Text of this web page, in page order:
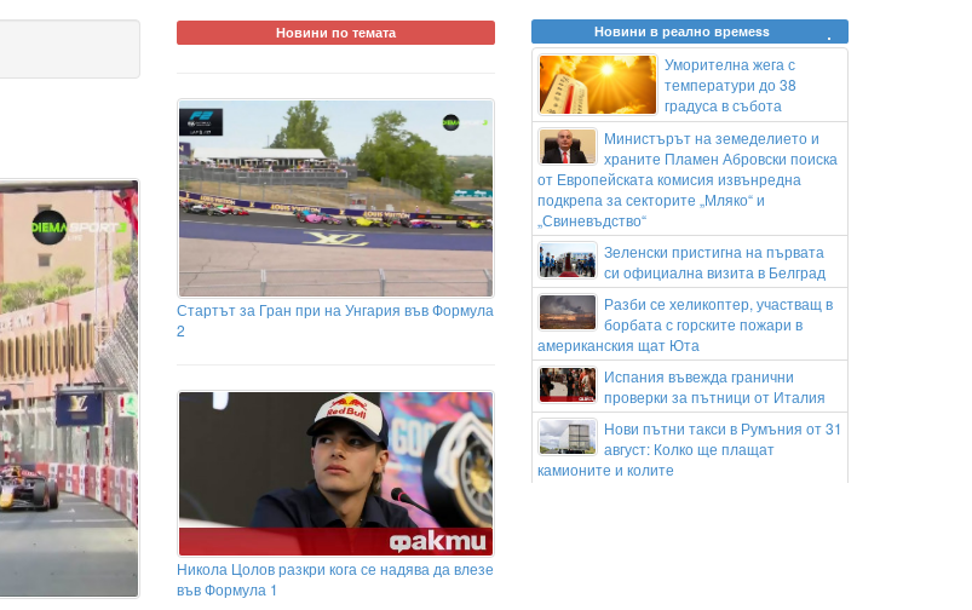
Новини по темата
Стартът за Гран при на Унгария във Формула
2
Никола Цолов разкри кога се надява да влезе
във Формула 1
Новини в реално времеss
Уморителна жега с
температури до 38
градуса в събота
Министърът на земеделието и
храните Пламен Абровски поиска
от Европейската комисия извънредна
подкрепа за секторите „Мляко“ и
„Свиневъдство“
Зеленски пристигна на първата
си официална визита в Белград
Разби се хеликоптер, участващ в
борбата с горските пожари в
американския щат Юта
Испания въвежда гранични
проверки за пътници от Италия
Нови пътни такси в Румъния от 31
август: Колко ще плащат
камионите и колите